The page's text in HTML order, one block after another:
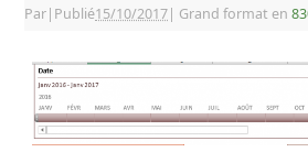
Par| Publié15/10/2017| Grand format en